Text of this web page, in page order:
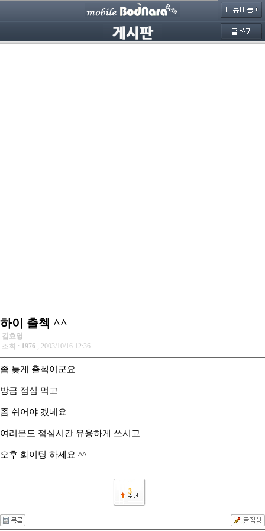
하이 출첵 ^^
김효영
조회 : 1976 , 2003/10/16 12:36
좀 늦게 출첵이군요
방금 점심 먹고
좀 쉬어야 겠네요
여러분도 점심시간 유용하게 쓰시고
오후 화이팅 하세요 ^^
3